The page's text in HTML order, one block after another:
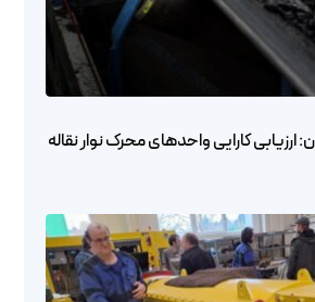
ارزیابی کارایی واحدهای محرک نوار نقاله